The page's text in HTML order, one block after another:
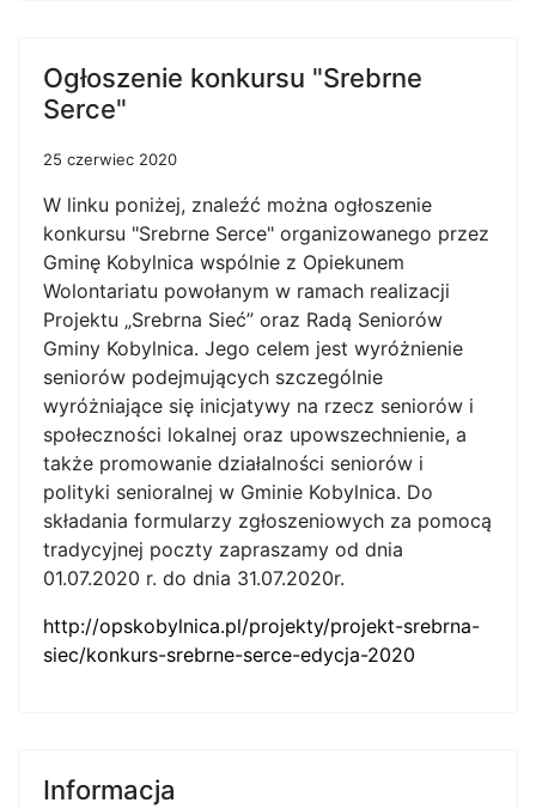
Ogłoszenie konkursu "Srebrne
Serce"
25 czerwiec 2020
W linku poniżej, znaleźć można ogłoszenie
konkursu "Srebrne Serce" organizowanego przez
Gminę Kobylnica wspólnie z Opiekunem
Wolontariatu powołanym w ramach realizacji
Projektu „Srebrna Sieć” oraz Radą Seniorów
Gminy Kobylnica. Jego celem jest wyróżnienie
seniorów podejmujących szczególnie
wyróżniające się inicjatywy na rzecz seniorów i
społeczności lokalnej oraz upowszechnienie, a
także promowanie działalności seniorów i
polityki senioralnej w Gminie Kobylnica. Do
składania formularzy zgłoszeniowych za pomocą
tradycyjnej poczty zapraszamy od dnia
01.07.2020 r. do dnia 31.07.2020r.
http://opskobylnica.pl/projekty/projekt-srebrna-
siec/konkurs-srebrne-serce-edycja-2020
Informacja